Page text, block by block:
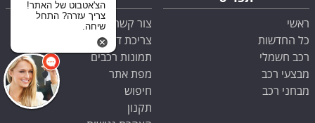
ראשי
כל החדשות
רכב חשמלי
מבצעי רכב
מבחני רכב
צור קשר
צריכת דלק
תמונות רכבים
מפת אתר
חיפוש
תקנון
הצ'אטבוט של האתר!
צריך עזרה? התחל
שיחה.